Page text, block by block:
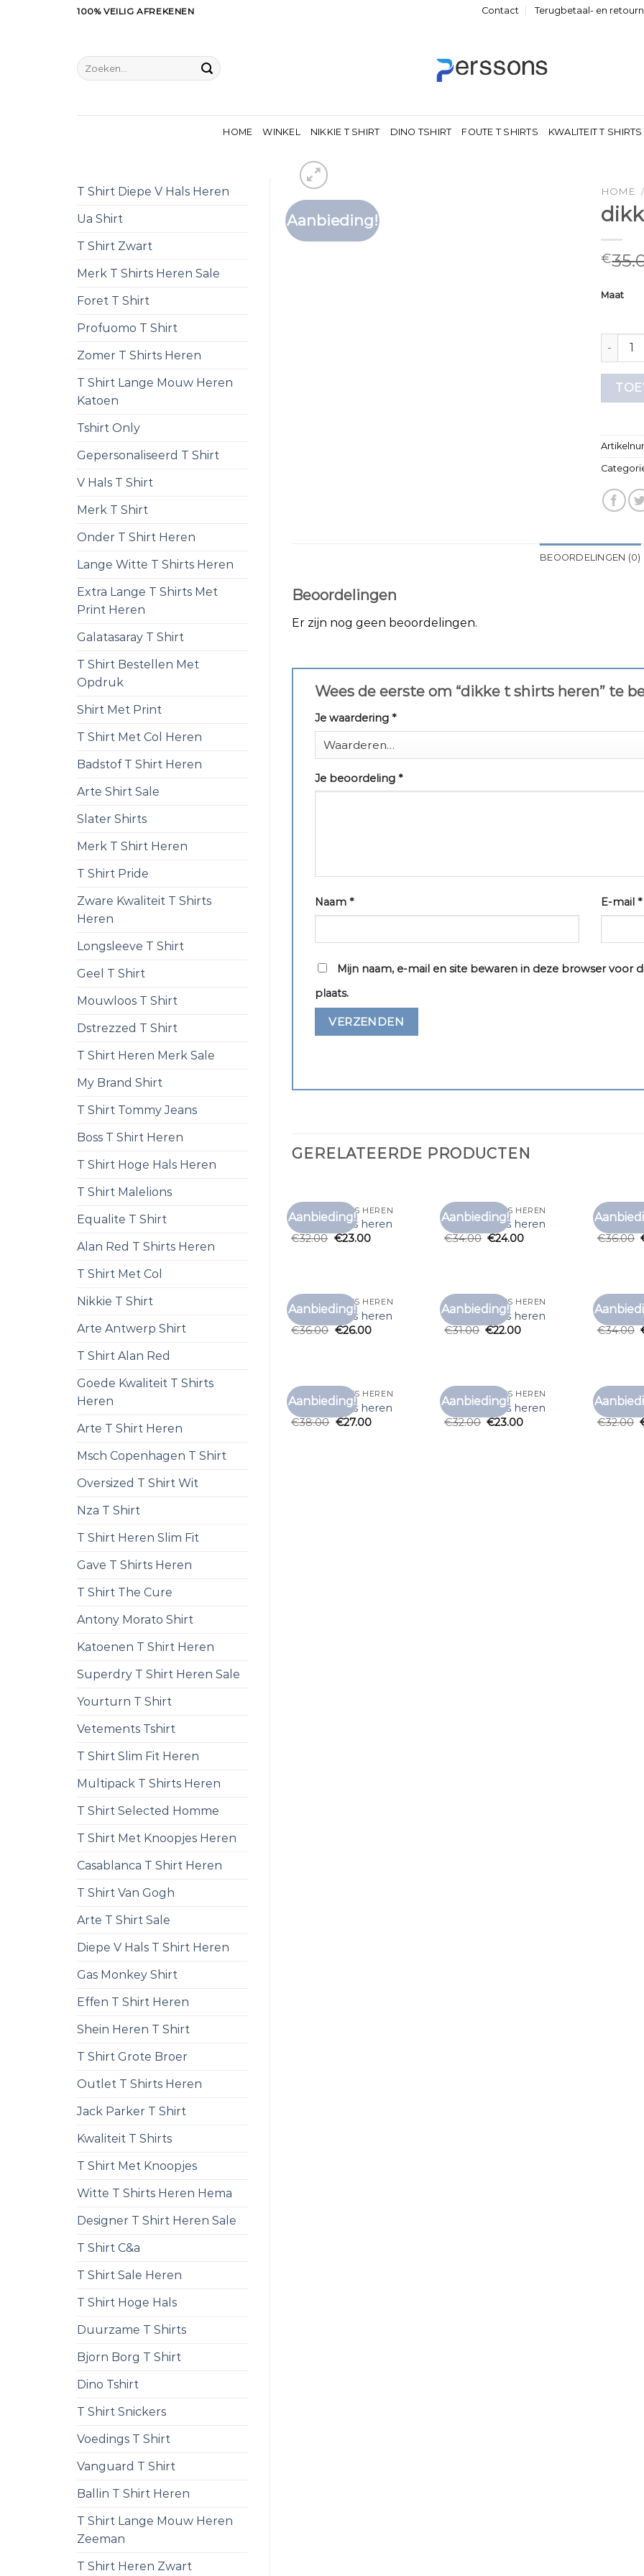
100% VEILIG AFREKENEN Contact Terugbetaal- en
Zoeken
naar:
HOME WINKEL NIKKIE T SHIRT DINO TSHIRT FOUTE T SHIRTS KWALITEIT T SHIRTS
T Shirt Diepe V Hals Heren
Ua Shirt
T Shirt Zwart
Merk T Shirts Heren Sale
Foret T Shirt
Profuomo T Shirt
Zomer T Shirts Heren
T Shirt Lange Mouw Heren
Katoen
Tshirt Only
Gepersonaliseerd T Shirt
V Hals T Shirt
Merk T Shirt
Onder T Shirt Heren
Lange Witte T Shirts Heren
Extra Lange T Shirts Met
Print Heren
Galatasaray T Shirt
T Shirt Bestellen Met
Opdruk
Shirt Met Print
T Shirt Met Col Heren
Badstof T Shirt Heren
Arte Shirt Sale
Slater Shirts
Merk T Shirt Heren
T Shirt Pride
Zware Kwaliteit T Shirts
Heren
Longsleeve T Shirt
Geel T Shirt
Mouwloos T Shirt
Dstrezzed T Shirt
T Shirt Heren Merk Sale
My Brand Shirt
T Shirt Tommy Jeans
Boss T Shirt Heren
T Shirt Hoge Hals Heren
T Shirt Malelions
Equalite T Shirt
Alan Red T Shirts Heren
T Shirt Met Col
Nikkie T Shirt
Arte Antwerp Shirt
T Shirt Alan Red
Goede Kwaliteit T Shirts
Heren
Arte T Shirt Heren
Msch Copenhagen T Shirt
Oversized T Shirt Wit
Nza T Shirt
T Shirt Heren Slim Fit
Gave T Shirts Heren
T Shirt The Cure
Antony Morato Shirt
Katoenen T Shirt Heren
Superdry T Shirt Heren Sale
Yourturn T Shirt
Vetements Tshirt
T Shirt Slim Fit Heren
Multipack T Shirts Heren
T Shirt Selected Homme
T Shirt Met Knoopjes Heren
Casablanca T Shirt Heren
T Shirt Van Gogh
Arte T Shirt Sale
Diepe V Hals T Shirt Heren
Gas Monkey Shirt
Effen T Shirt Heren
Shein Heren T Shirt
T Shirt Grote Broer
Outlet T Shirts Heren
Jack Parker T Shirt
Kwaliteit T Shirts
T Shirt Met Knoopjes
Witte T Shirts Heren Hema
Designer T Shirt Heren Sale
T Shirt C&a
T Shirt Sale Heren
T Shirt Hoge Hals
Duurzame T Shirts
Bjorn Borg T Shirt
Dino Tshirt
T Shirt Snickers
Voedings T Shirt
Vanguard T Shirt
Ballin T Shirt Heren
T Shirt Lange Mouw Heren
Zeeman
T Shirt Heren Zwart
Aanbieding!
HOME /
€
Maat
dikke t
BEOORDELINGEN (0)
Beoordelingen
Er zijn nog geen beoordelingen.
Wees de eerste om “dikke t shirts heren” te
Je waardering *
Je beoordeling *
Naam * E-mail*
Mijn naam, e-mail en site bewaren in deze browser voor
plaats.
GERELATEERDE PRODUCTEN
Aanbieding!
Toevoegen
aan
DIKKE T SHIRTS HEREN
dikke t shirts heren
€32.00 €23.00
Aanbieding!
Toevoegen
aan
DIKKE T SHIRTS HEREN
dikke t shirts heren
€34.00 €24.00
DIKKE T
dikke t
€36.00
Aanbieding!
Toevoegen
aan
DIKKE T SHIRTS HEREN
dikke t shirts heren
€36.00 €26.00
Aanbieding!
Toevoegen
aan
DIKKE T SHIRTS HEREN
dikke t shirts heren
€31.00 €22.00
DIKKE T
dikke t
€34.00
Aanbieding!
Toevoegen
aan
DIKKE T SHIRTS HEREN
dikke t shirts heren
€38.00 €27.00
Aanbieding!
Toevoegen
aan
DIKKE T SHIRTS HEREN
dikke t shirts heren
€32.00 €23.00
DIKKE T
dikke t
€32.00